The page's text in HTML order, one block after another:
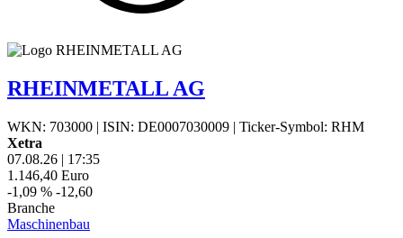
RHEINMETALL AG
WKN: 703000 | ISIN: DE0007030009 | Ticker-Symbol: RHM
Xetra
07.08.26 | 17:35
1.146,40 Euro
-1,09 % -12,60
Branche
Maschinenbau